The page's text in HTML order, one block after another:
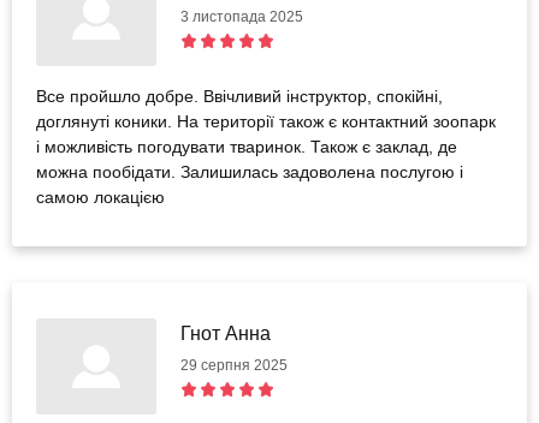
3 листопада 2025
Все пройшло добре. Ввічливий інструктор, спокійні,
доглянуті коники. На території також є контактний зоопарк
і можливість погодувати тваринок. Також є заклад, де
можна пообідати. Залишилась задоволена послугою і
самою локацією
Гнот Анна
29 серпня 2025